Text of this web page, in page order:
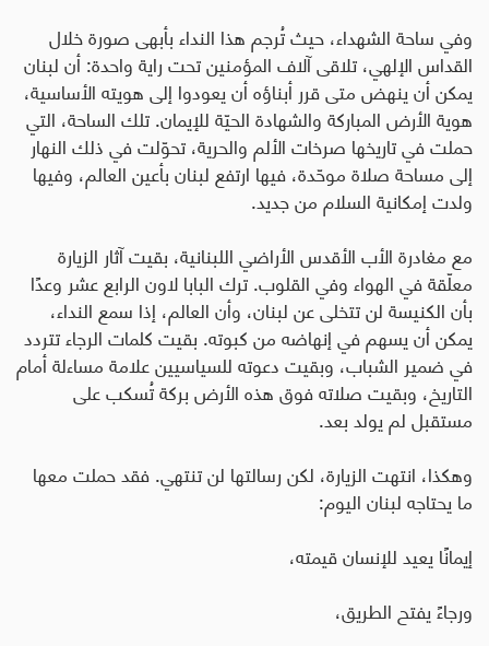
وفي ساحة الشهداء، حيث تُرجم هذا النداء بأبهى صورة خلال
القداس الإلهي، تلاقى آلاف المؤمنين تحت راية واحدة: أن لبنان
يمكن أن ينهض متى قرر أبناؤه أن يعودوا إلى هويته الأساسية،
هوية الأرض المباركة والشهادة الحيّة للإيمان. تلك الساحة، التي
حملت في تاريخها صرخات الألم والحرية، تحوّلت في ذلك النهار
إلى مساحة صلاة موحّدة، فيها ارتفع لبنان بأعين العالم، وفيها
ولدت إمكانية السلام من جديد.
مع مغادرة الأب الأقدس الأراضي اللبنانية، بقيت آثار الزيارة
معلّقة في الهواء وفي القلوب. ترك البابا لاون الرابع عشر وعدًا
بأن الكنيسة لن تتخلى عن لبنان، وأن العالم، إذا سمع النداء،
يمكن أن يسهم في إنهاضه من كبوته. بقيت كلمات الرجاء تتردد
في ضمير الشباب، وبقيت دعوته للسياسيين علامة مساءلة أمام
التاريخ، وبقيت صلاته فوق هذه الأرض بركة تُسكب على
مستقبل لم يولد بعد.
وهكذا، انتهت الزيارة، لكن رسالتها لن تنتهي. فقد حملت معها
ما يحتاجه لبنان اليوم:
إيمانًا يعيد للإنسان قيمته،
ورجاءً يفتح الطريق،